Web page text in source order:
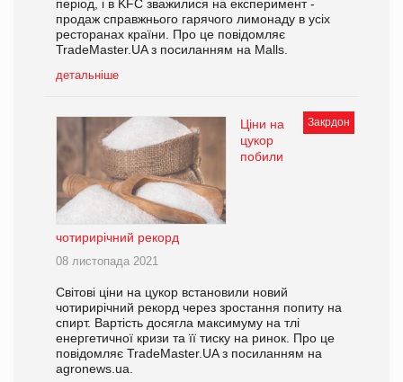
період, і в KFC зважилися на експеримент -
продаж справжнього гарячого лимонаду в усіх
ресторанах країни. Про це повідомляє
TradeMaster.UA з посиланням на Malls.
детальніше
Закрдон
Ціни на
цукор
побили
чотирирічний рекорд
08 листопада 2021
Світові ціни на цукор встановили новий
чотирирічний рекорд через зростання попиту на
спирт. Вартість досягла максимуму на тлі
енергетичної кризи та її тиску на ринок. Про це
повідомляє TradeMaster.UA з посиланням на
agronews.ua.